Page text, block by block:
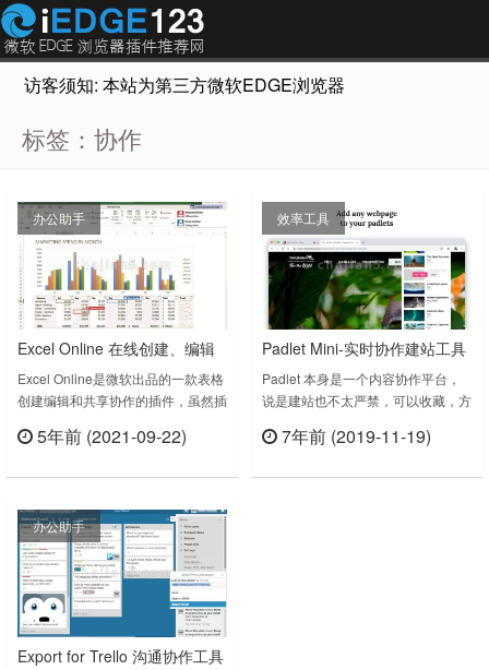
访客须知: 本站为第三方微软EDGE浏览器插件推荐网站，
标签：协作
办公助手
Excel Online 在线创建、编辑
和共享 Excel 电子表格
Excel Online是微软出品的一款表格
创建编辑和共享协作的插件，虽然插
还能用的上吧。暂且在这里留存一份
Office 软件结合使用，主要是可以通
过OneDrive 与其他人共享以进行实
时协作。Excel Online v2.0上次更新
日……
5年前 (2021-09-22)
效率工具
Padlet Mini-实时协作建站工具
Chrome浏览器插件
Padlet 本身是一个内容协作平台，
说是建站也不太严禁，可以收藏，方
作，Padlet支持在同一页面中插入图
7年前 (2019-11-19)
办公助手
Export for Trello 沟通协作工具